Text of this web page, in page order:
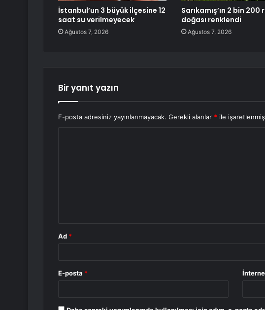
İstanbul’un 3 büyük ilçesine 12
saat su verilmeyecek
Ağustos 7, 2026
Sarıkamış’ın 2 bin 200
doğası renklendi
Ağustos 7, 2026
Bir yanıt yazın
E-posta adresiniz yayınlanmayacak. Gerekli alanlar * ile
Ad *
E-posta *